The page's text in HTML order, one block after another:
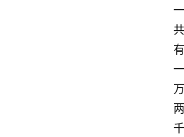
一
共
有
一
万
两
千